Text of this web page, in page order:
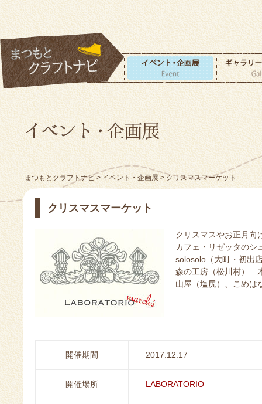
まつもとクラフトナビ>イベント・企画展> クリスマスマーケット
クリスマスマーケット
クリスマスやお正月向
カフェ・リゼッタのシ
solosolo（大町・初出
森の工房（松川村）…
山屋（塩尻）、こめは
開催期間 2017.12.17
開催場所 LABORATORIO